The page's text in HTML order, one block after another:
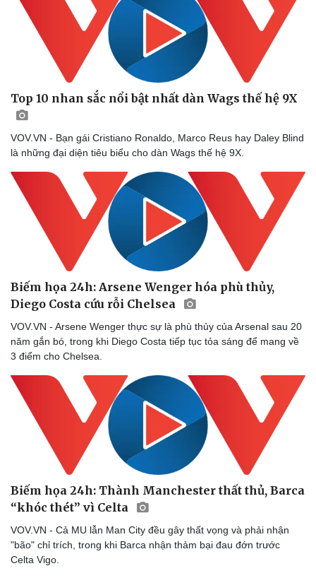
Sức khỏe
Dinh dưỡng - món ngon
Cây thuốc
Sản phụ khoa
Nam khoa
Làm đẹp - giảm cân
Phòng mạch online
Ăn sạch sống khỏe
Đời sống
Nhà đẹp
Blog
Tình yêu - Gia đình
Top 10 nhan sắc nổi bật nhất dàn Wags thế hệ 9X
VOV.VN - Bạn gái Cristiano Ronaldo, Marco Reus hay Daley Blind
là những đại diện tiêu biểu cho dàn Wags thế hệ 9X.
Biếm họa 24h: Arsene Wenger hóa phù thủy,
Diego Costa cứu rỗi Chelsea
VOV.VN - Arsene Wenger thực sự là phù thủy của Arsenal sau 20
năm gắn bó, trong khi Diego Costa tiếp tục tỏa sáng để mang về
3 điểm cho Chelsea.
Biếm họa 24h: Thành Manchester thất thủ, Barca
“khóc thét” vì Celta
VOV.VN - Cả MU lẫn Man City đều gây thất vọng và phải nhận
"bão" chỉ trích, trong khi Barca nhận thảm bại đau đớn trước
Celta Vigo.